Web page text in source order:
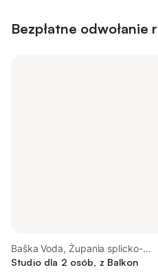
Bezpłatne odwołanie
Baška Voda, Żupania splicko-
dalmatyńska
Studio dla 2 osób, z Balkon